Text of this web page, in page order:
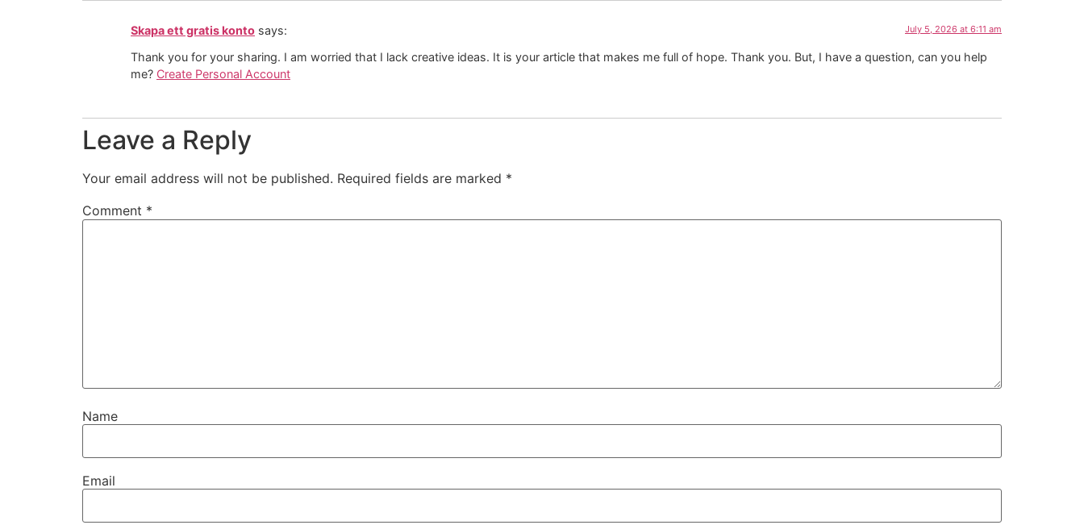
Skapa ett gratis konto says: July 5, 2026 at 6:11 am
Thank you for your sharing. I am worried that I lack creative ideas. It is your article that makes me full of hope. Thank you. But, I have a question, can you help
me? Create Personal Account
Leave a Reply
Your email address will not be published. Required fields are marked *
Comment *
Name
Email